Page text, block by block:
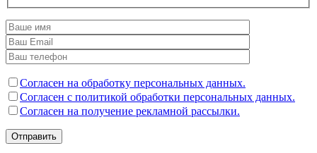
Согласен на обработку персональных данных.
Согласен с политикой обработки персональных данных.
Согласен на получение рекламной рассылки.
Отправить